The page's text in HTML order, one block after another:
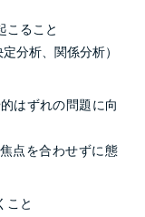
こること
分析、関係分析）
はずれの問題に向
点を合わせずに態
こと